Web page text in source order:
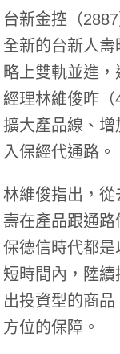
台新金控（
全新的台新人
略上雙軌並進
經理林維俊昨
擴大產品線、
入保經代通路。
林維俊指出，
壽在產品跟通
保德信時代都
短時間內，陸
出投資型的商
方位的保障。